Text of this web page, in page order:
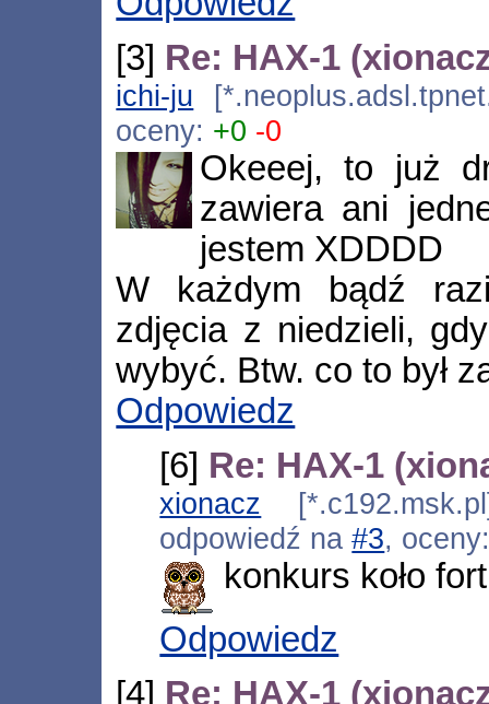
[3] Re: HAX-1
ichi-ju
oceny: +0 -0
Okeeej, to już
zawiera ani
jestem XDDDD
W każdym bądź
zdjęcia z niedzieli,
wybyć. Btw. co to był
Odpowiedz
[6] Re: HAX-1
xionacz
odpowiedź na#3,
konkurs koło
Odpowiedz
[4] Re: HAX-1